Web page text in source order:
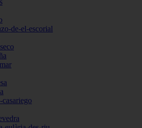
de-el-escorial